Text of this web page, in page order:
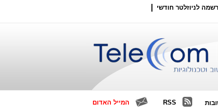
לניוזלטר חודשי
RSS המייל האדום